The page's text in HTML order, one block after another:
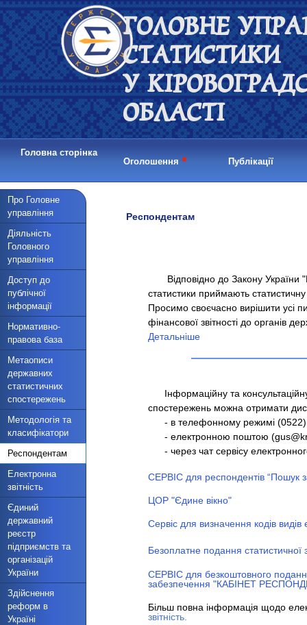
ГОЛОВНЕ
СТАТИСТИКИ
У
ОБЛАСТІ
Головна сторінка
Оголошення • Публікації
Про Головне
управління
Діяльність
Головного
управління
Доступ до
публічної
інформації
Нормативно-
правова база
Метаописи
державних
статистичних
спостережень
Методологія та
класифікатори
Респондентам
Електронна
звітність
Єдиний
державний
реєстр
підприємств та
організацій
України
Здійснення
реформ в
Україні
Респондентам
Відповідно до Закону України
статистики приймають статистичну
Просимо своєчасно вирішити усі
фінансової звітності до органів
Детальніше
Інформаційну та
спостережень можна отримати
- в телефонному режимі (0522)
- електронною поштою
- через чат сервісу
СЕРВІС для респондентів “Пошук
ЦОР "Єдине вікно"
Сервіс для визначення кодів
Безоплатне подання статистичної
СЕРВІС для безкоштовного
забезпечення "КАБІНЕТ
Більш повна інформація щодо
звітність.